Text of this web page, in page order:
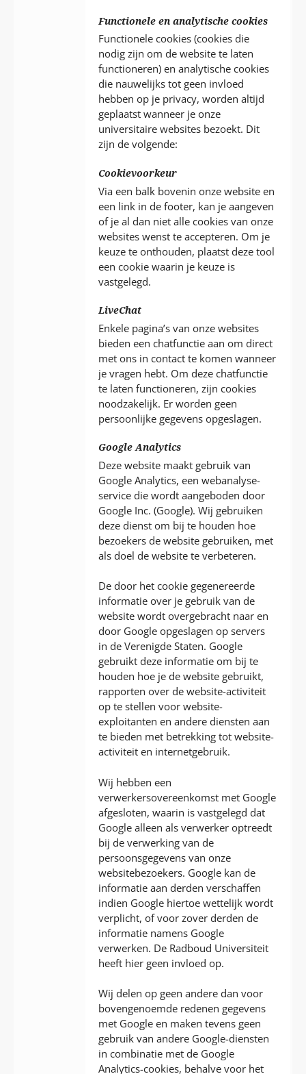
Functionele en analytische cookies
Functionele cookies (cookies die
nodig zijn om de website te laten
functioneren) en analytische cookies
die nauwelijks tot geen invloed
hebben op je privacy, worden altijd
geplaatst wanneer je onze
universitaire websites bezoekt. Dit
zijn de volgende:
Cookievoorkeur
Via een balk bovenin onze website en
een link in de footer, kan je aangeven
of je al dan niet alle cookies van onze
websites wenst te accepteren. Om je
keuze te onthouden, plaatst deze tool
een cookie waarin je keuze is
vastgelegd.
LiveChat
Enkele pagina’s van onze websites
bieden een chatfunctie aan om direct
met ons in contact te komen wanneer
je vragen hebt. Om deze chatfunctie
te laten functioneren, zijn cookies
noodzakelijk. Er worden geen
persoonlijke gegevens opgeslagen.
Google Analytics
Deze website maakt gebruik van
Google Analytics, een webanalyse-
service die wordt aangeboden door
Google Inc. (Google). Wij gebruiken
deze dienst om bij te houden hoe
bezoekers de website gebruiken, met
als doel de website te verbeteren.
De door het cookie gegenereerde
informatie over je gebruik van de
website wordt overgebracht naar en
door Google opgeslagen op servers
in de Verenigde Staten. Google
gebruikt deze informatie om bij te
houden hoe je de website gebruikt,
rapporten over de website-activiteit
op te stellen voor website-
exploitanten en andere diensten aan
te bieden met betrekking tot website-
activiteit en internetgebruik.
Wij hebben een
verwerkersovereenkomst met Google
afgesloten, waarin is vastgelegd dat
Google alleen als verwerker optreedt
bij de verwerking van de
persoonsgegevens van onze
websitebezoekers. Google kan de
informatie aan derden verschaffen
indien Google hiertoe wettelijk wordt
verplicht, of voor zover derden de
informatie namens Google
verwerken. De Radboud Universiteit
heeft hier geen invloed op.
Wij delen op geen andere dan voor
bovengenoemde redenen gegevens
met Google en maken tevens geen
gebruik van andere Google-diensten
in combinatie met de Google
Analytics-cookies, behalve voor het